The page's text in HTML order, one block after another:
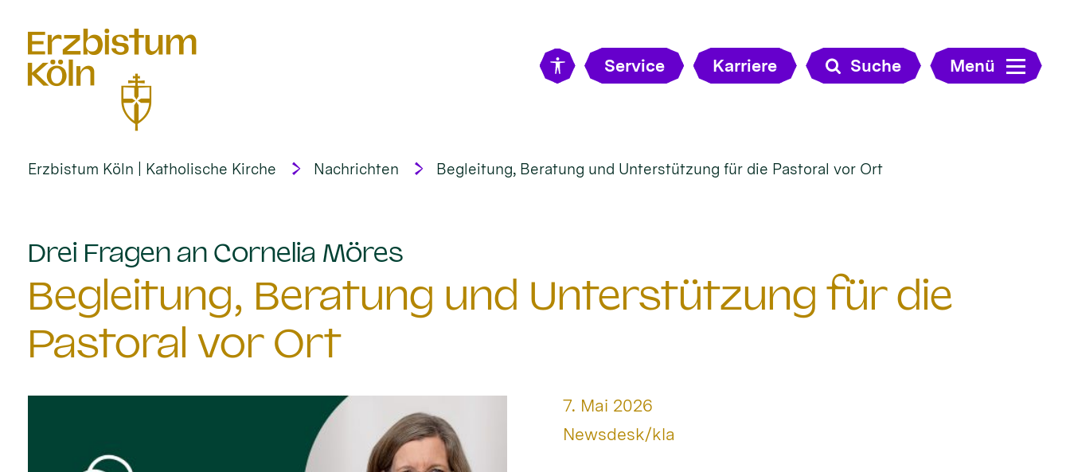
Service Karriere Suche Menü
Erzbistum Köln | Katholische Kirche Nachrichten Begleitung, Beratung und Unterstützung für die Pastoral vor Ort
Drei Fragen an Cornelia Möres
Begleitung, Beratung und Unterstützung für die
Pastoral vor Ort
Datum:
7. Mai 2026
Von:
Newsdesk/kla